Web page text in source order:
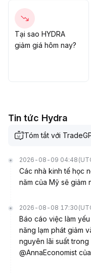
60
Xu hướng trung dài
khối lượng để xác
về chiến lược nên
nên vào vị thế lớn
Tại sao HYDRA
giảm giá hôm nay?
Tin tức Hydra
Tóm tắt với
2026-08-09 04:48
Các nhà kinh tế học
năm của Mỹ sẽ giảm
2026-08-08 17:30
Báo cáo việc làm
năng lạm phát giảm
nguyên lãi suất
@AnnaEconomist